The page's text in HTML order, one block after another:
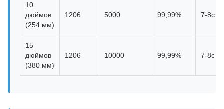
10
дюймов
(254 мм)
1206 5000 99,99% 7-8с
15
дюймов
(380 мм)
1206 10000 99,99% 7-8с